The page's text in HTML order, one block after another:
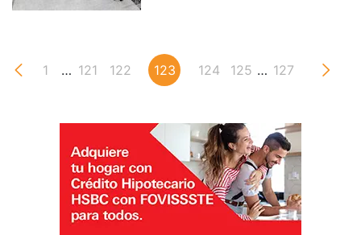
1 … 121 122 123 124 125 … 127